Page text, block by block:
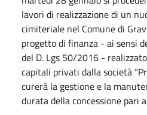
lavori di realizzazione di un
cimiteriale nel Comune di
progetto di finanza - ai sensi
del D. Lgs 50/2016 -
capitali privati dalla società
curerà la gestione e la
durata della concessione pari